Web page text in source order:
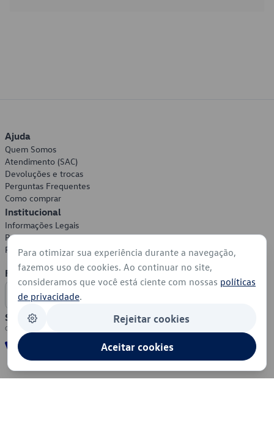
Ajuda
Quem Somos
Atendimento (SAC)
Devoluções e trocas
Perguntas Frequentes
Como comprar
Institucional
Informações Legais
Política de Privacidade
Política de Cookies
Formas de Pagamento
Segurança
Para otimizar sua experiência durante a navegação,
fazemos uso de cookies. Ao continuar no site,
consideramos que você está ciente com nossas políticas
de privacidade.
Rejeitar cookies
Aceitar cookies